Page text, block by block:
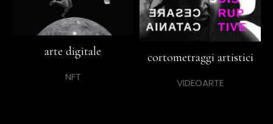
arte digitale
NFT
cortometraggi artistici
VIDEOARTE